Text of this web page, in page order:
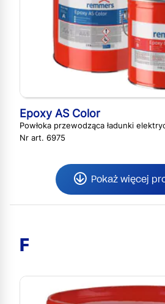
Epoxy AS Color
Powłoka przewodząca ładunki
Nr art. 6975
Pokaż więcej
F